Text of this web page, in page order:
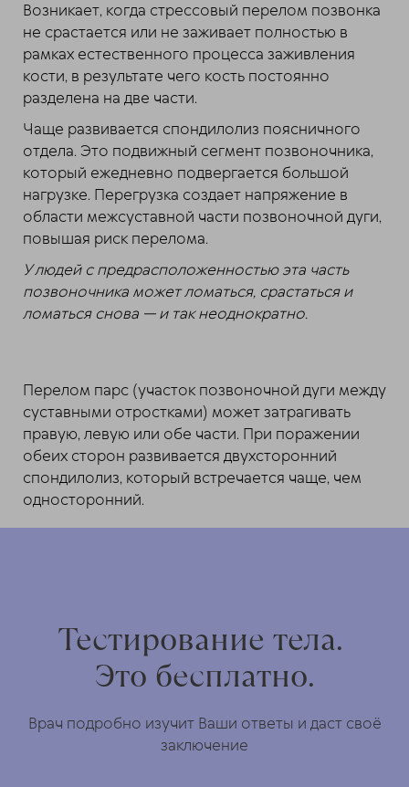
Возникает, когда стрессовый перелом позвонка
не срастается или не заживает полностью в
рамках естественного процесса заживления
кости, в результате чего кость постоянно
разделена на две части.
Чаще развивается спондилолиз поясничного
отдела. Это подвижный сегмент позвоночника,
который ежедневно подвергается большой
нагрузке. Перегрузка создает напряжение в
области межсуставной части позвоночной дуги,
повышая риск перелома.
У людей с предрасположенностью эта часть
позвоночника может ломаться, срастаться и
ломаться снова — и так неоднократно.
Перелом парс (участок позвоночной дуги между
суставными отростками) может затрагивать
правую, левую или обе части. При поражении
обеих сторон развивается двухсторонний
спондилолиз, который встречается чаще, чем
односторонний.
Тестирование тела.
Это бесплатно.
Врач подробно изучит Ваши ответы и даст своё
заключение